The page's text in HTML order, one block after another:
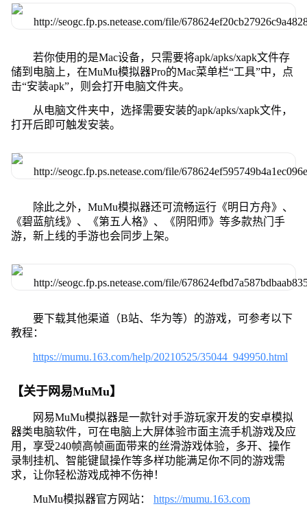
若你使用的是Mac设备，只需要将apk/apks/xapk文件存
储到电脑上，在MuMu模拟器Pro的Mac菜单栏“工具”中，点
击“安装apk”，则会打开电脑文件夹。
从电脑文件夹中，选择需要安装的apk/apks/xapk文件，
打开后即可触发安装。
除此之外，MuMu模拟器还可流畅运行《明日方舟》、
《碧蓝航线》、《第五人格》、《阴阳师》等多款热门手
游，新上线的手游也会同步上架。
要下载其他渠道（B站、华为等）的游戏，可参考以下
教程：
https://mumu.163.com/help/20210525/35044_949950.html
【关于网易MuMu】
网易MuMu模拟器是一款针对手游玩家开发的安卓模拟
器类电脑软件，可在电脑上大屏体验市面主流手机游戏及应
用，享受240帧高帧画面带来的丝滑游戏体验，多开、操作
录制挂机、智能键鼠操作等多样功能满足你不同的游戏需
求，让你轻松游戏成神不伤神！
MuMu模拟器官方网站： https://mumu.163.com